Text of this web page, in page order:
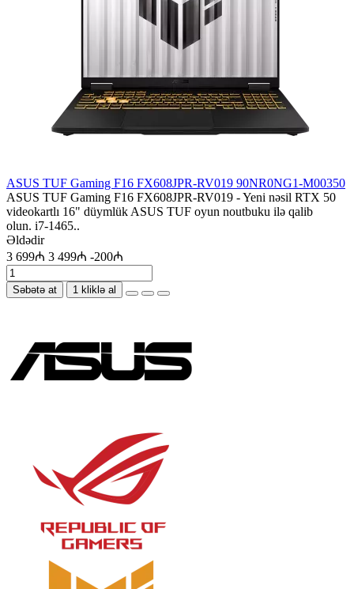
ASUS TUF Gaming F16 FX608JPR-RV019 90NR0NG1-M00350
ASUS TUF Gaming F16 FX608JPR-RV019 - Yeni nəsil RTX 50
videokartlı 16" düymlük ASUS TUF oyun noutbuku ilə qalib
olun. i7-1465..
Əldədir
3 699₼ 3 499₼ -200₼
Səbətə at 1 kliklə al